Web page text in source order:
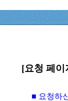
[요청 페이
■ 요청하